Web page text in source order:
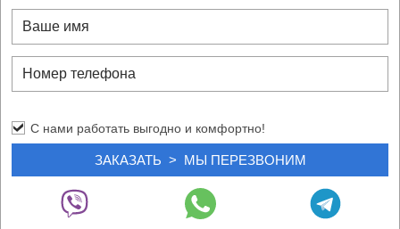
у
С нами работать выгодно и комфортно!